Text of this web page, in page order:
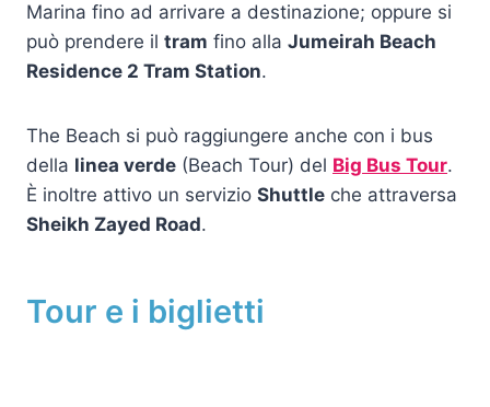
Marina fino ad arrivare a destinazione; oppure si
può prendere il tram fino alla Jumeirah Beach
Residence 2 Tram Station.
The Beach si può raggiungere anche con i bus
della linea verde (Beach Tour) del Big Bus Tour.
È inoltre attivo un servizio Shuttle che attraversa
Sheikh Zayed Road.
Tour e i biglietti